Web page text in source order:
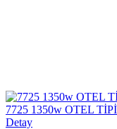
7725 1350w OTEL
Detay